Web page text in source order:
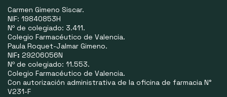
Carmen Gimeno Siscar.
NIF: 19840853H
Nº de colegiado: 3.411.
Colegio Farmacéutico de Valencia.
Paula Roquet-Jalmar Gimeno.
NIF: 29206056N
Nº de colegiado: 11.553.
Colegio Farmacéutico de Valencia.
Con autorización administrativa de la oficina de farmacia N°
V231-F